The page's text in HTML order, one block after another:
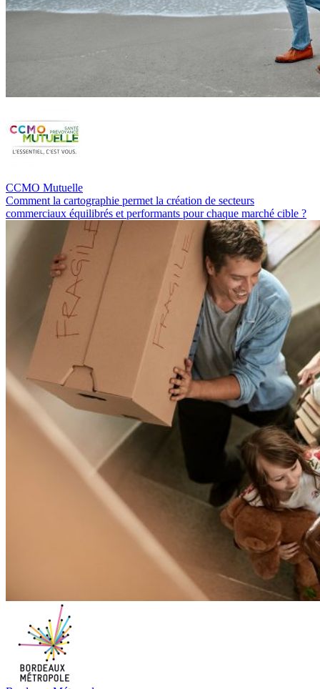
CCMO Mutuelle
Comment la cartographie permet la création de secteurs
commerciaux équilibrés et performants pour chaque marché cible ?